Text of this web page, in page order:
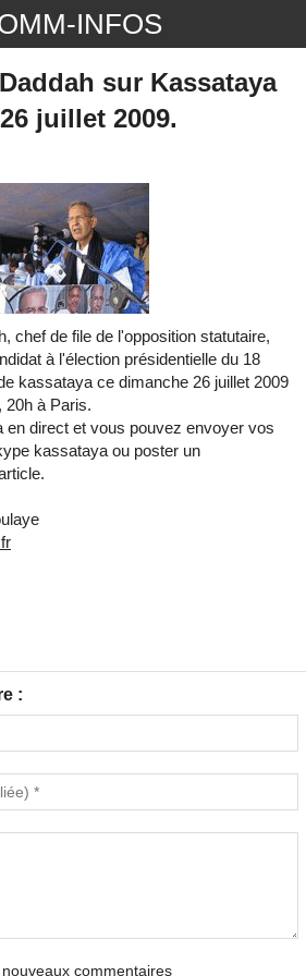
INFOS
sur Kassataya
juillet 2009.
chef de file de l'opposition statutaire,
à l'élection présidentielle du 18
kassataya ce dimanche 26 juillet 2009
20h à Paris.
en direct et vous pouvez envoyer vos
kassataya ou poster un
:
commentaires